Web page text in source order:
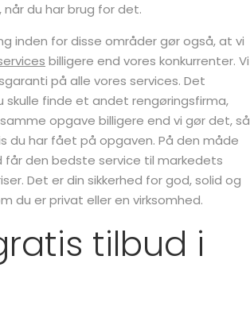
du har brug for det.
inden for disse områder gør også, at vi
billigere end vores konkurrenter. Vi
på alle vores services. Det
skulle finde et andet rengøringsfirma,
opgave billigere end vi gør det, så
du har fået på opgaven. På den måde
får den bedste service til markedets
Det er din sikkerhed for god, solid og
du er privat eller en virksomhed.
tilbud i